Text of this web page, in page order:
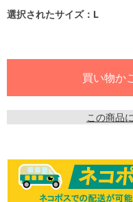
選択されたサイズ：L
この商品